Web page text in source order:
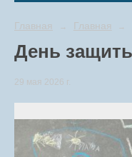
Главная → Главная →
День
29 мая 2026 г.